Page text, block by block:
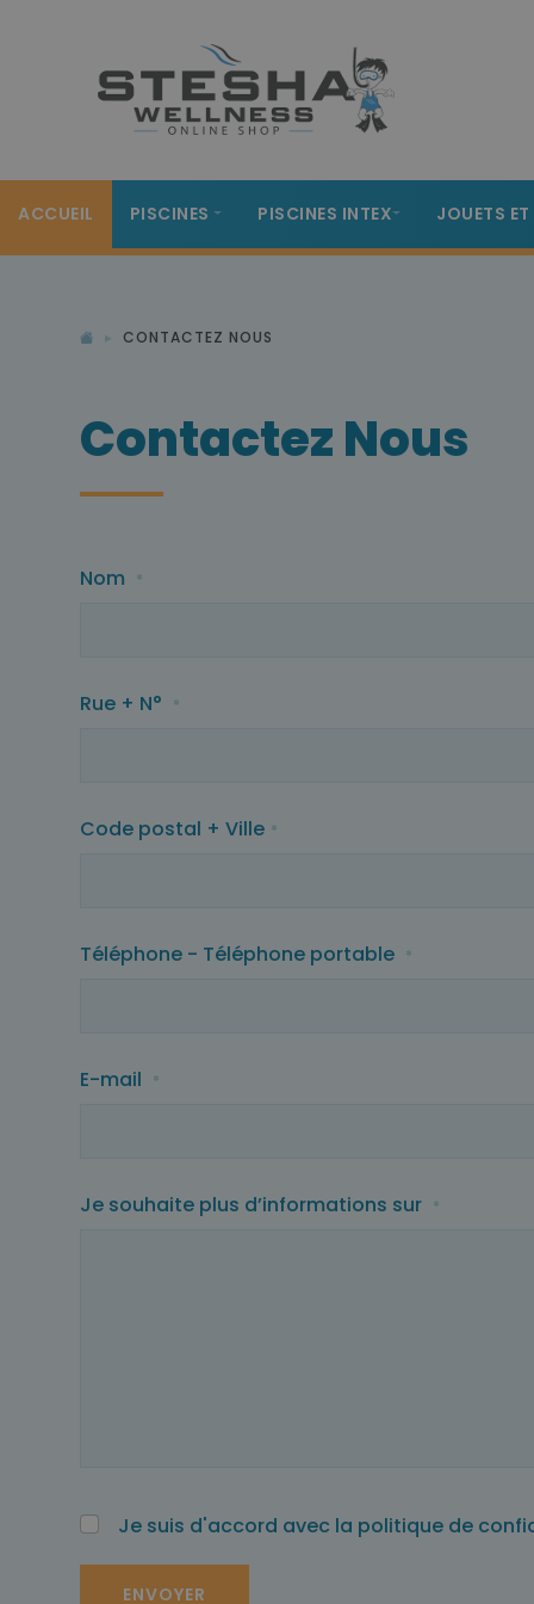
ACCUEIL PISCINES PISCINES INTEX JOUETS
CONTACTEZ NOUS
Contactez Nous
Nom *
Rue + N° *
Code postal + Ville *
Téléphone - Téléphone portable *
E-mail *
Je souhaite plus d’informations sur *
Je suis d'accord avec la politique de
ENVOYER